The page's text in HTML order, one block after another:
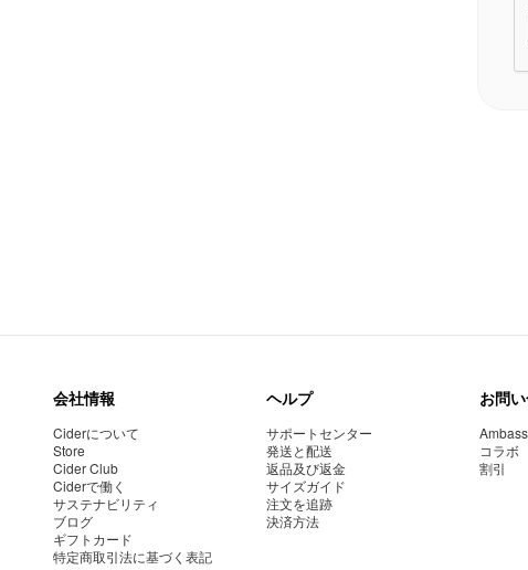
会社情報
Ciderについて
Store
Cider Club
Ciderで働く
サステナビリティ
ブログ
ギフトカード
特定商取引法に基づく表記
ヘルプ
サポートセンター
発送と配送
返品及び返金
サイズガイド
注文を追跡
決済方法
お問
コラボ
割引